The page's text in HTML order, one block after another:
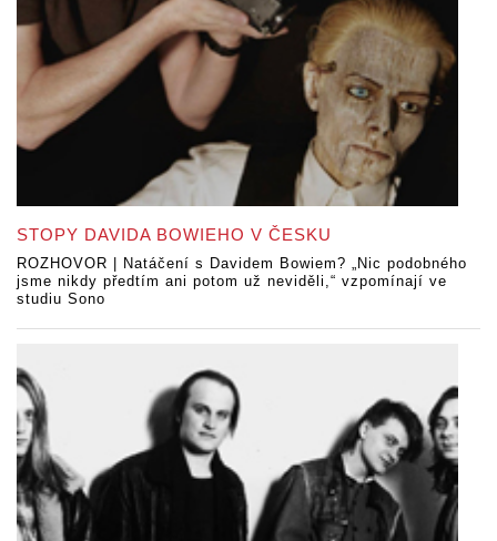
STOPY DAVIDA BOWIEHO V ČESKU
ROZHOVOR | Natáčení s Davidem Bowiem? „Nic podobného
jsme nikdy předtím ani potom už neviděli,“ vzpomínají ve
studiu Sono